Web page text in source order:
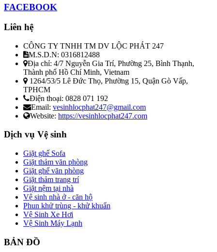
FACEBOOK
Liên hệ
CÔNG TY TNHH TM DV LỘC PHÁT 247
M.S.D.N: 0316812488
Địa chỉ: 4/7 Nguyễn Gia Trí, Phường 25, Bình Thạnh,
Thành phố Hồ Chí Minh, Vietnam
1264/53/5 Lê Đức Thọ, Phường 15, Quận Gò Vấp,
TPHCM
Điện thoại: 0828 071 192
Email: vesinhlocphat247@gmail.com
Website: https://vesinhlocphat247.com
Dịch vụ Vệ sinh
Giặt ghế Sofa
Giặt thảm văn phòng
Giặt ghế văn phòng
Giặt thảm trang trí
Giặt nệm tại nhà
Vệ sinh nhà ở - căn hộ
Phun khử trùng - khử khuẩn
Vệ Sinh Xe Hơi
Vệ Sinh Máy Lạnh
BẢN ĐỒ